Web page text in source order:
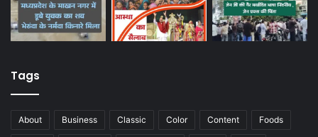
Tags
About Business Classic Color Content Foods